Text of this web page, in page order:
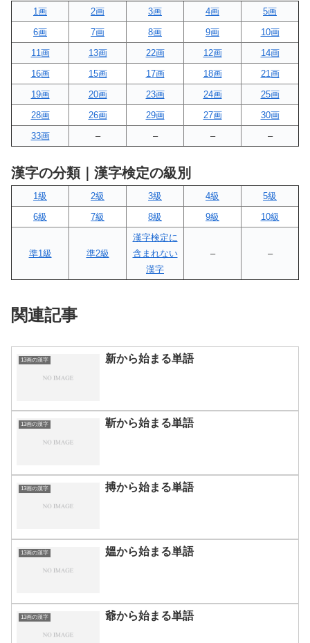
1画 2画 3画 4画
5画
6画
7画 8画 9画
10画
11画
13画 22画 12画
14画
16画
15画 17画 18画
21画
19画
20画 23画 24画
25画
28画
26画 29画 27画
30画
33画
– – – –
漢字の分類｜漢字検定の級別
1級 2級 3級 4級
5級
6級
7級 8級 9級 10級
準1級 準2級
漢字検定に
含まれない
漢字
– –
関連記事
13画の漢字 新から始まる単語
13画の漢字 靳から始まる単語
13画の漢字 搏から始まる単語
13画の漢字 媼から始まる単語
13画の漢字 爺から始まる単語